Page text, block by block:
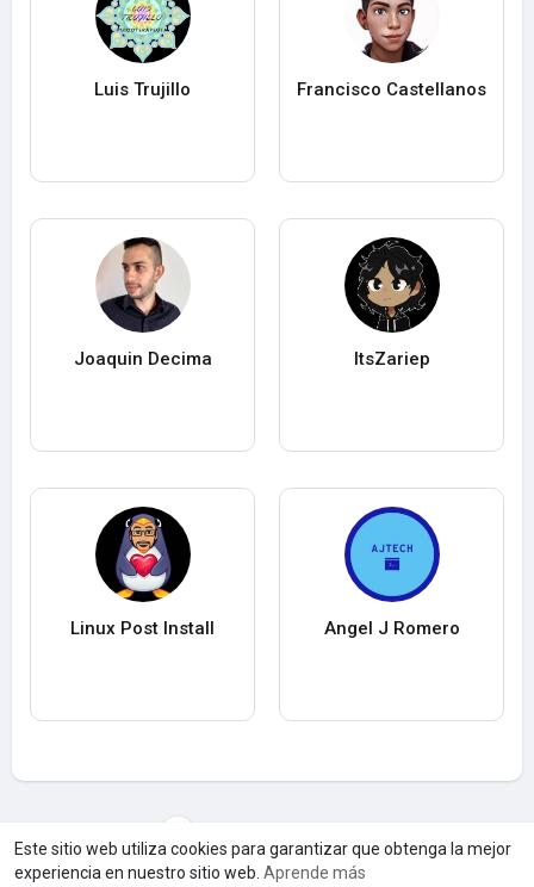
Este sitio web utiliza cookies para garantizar que obtenga la mejor
experiencia en nuestro sitio web. Aprende más
Luis Trujillo Francisco Castellanos
Joaquin Decima ItsZariep
Linux Post Install Angel J Romero